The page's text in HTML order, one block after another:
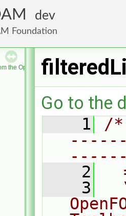
dev
Foundation
the OpenFOAM Foundation
Go to the
    1
/
    2
    3